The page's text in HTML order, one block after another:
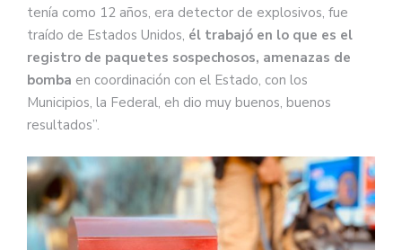
tenía como 12 años, era detector de explosivos, fue
traído de Estados Unidos, él trabajó en lo que es el
registro de paquetes sospechosos, amenazas de
bomba en coordinación con el Estado, con los
Municipios, la Federal, eh dio muy buenos, buenos
resultados”.